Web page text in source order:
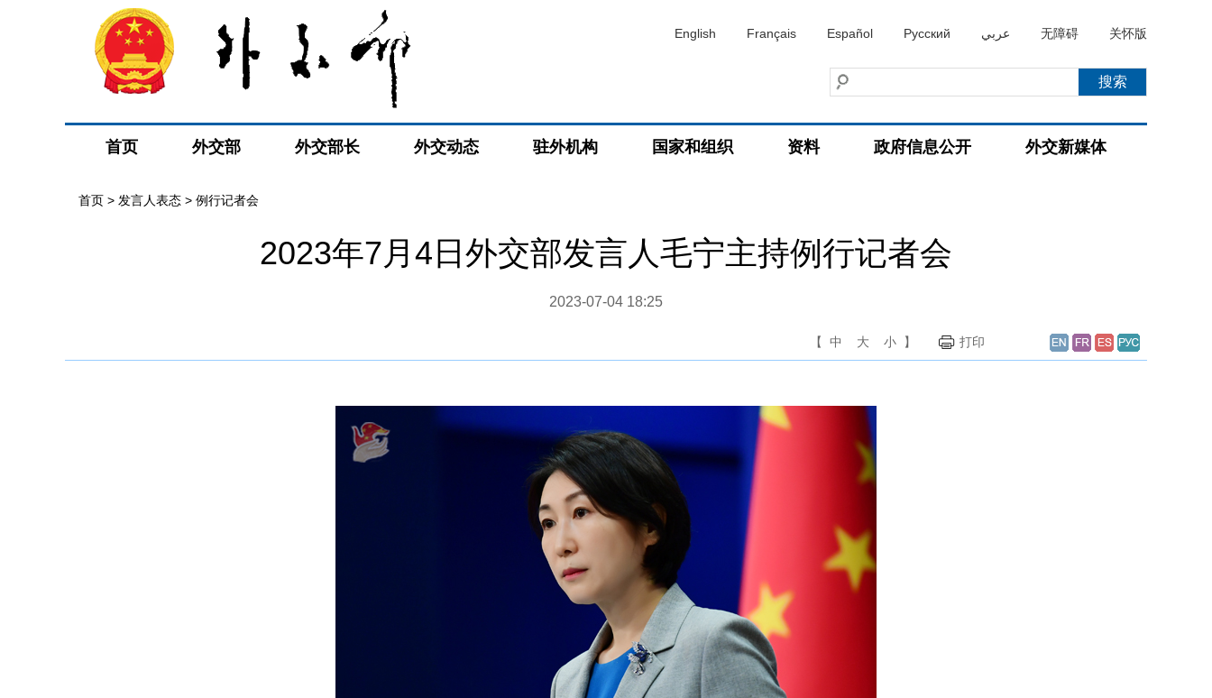
English Français Español Русский عربي 无障碍 关怀版
首页 外交部 外交部长 外交动态 驻外机构 国家和组织 资料 政府信息公开 外交新媒体
首页 > 发言人表态 > 例行记者会
2023年7月4日外交部发言人毛宁主持例行记者会
2023-07-04 18:25
【 中 大 小 】 打印